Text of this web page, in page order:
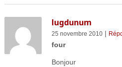
lugdunum
25 novembre 2010|
four
Bonjour